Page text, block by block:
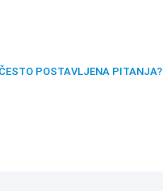
ČESTO POSTAVLJENA PITANJA?